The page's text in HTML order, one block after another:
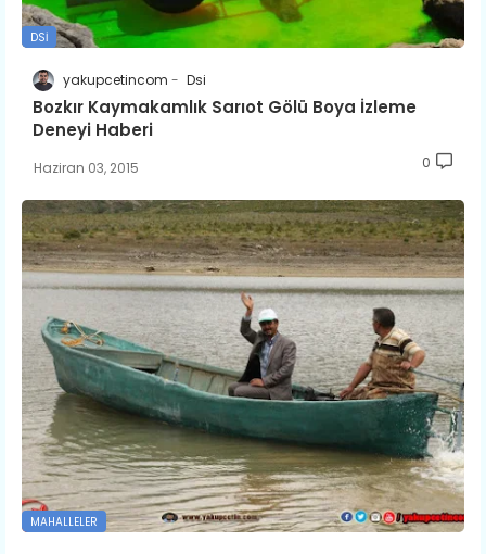
DSI
yakupcetincom Dsi
Bozkır Kaymakamlık Sarıot Gölü Boya İzleme
Deneyi Haberi
Haziran 03, 2015 0
MAHALLELER